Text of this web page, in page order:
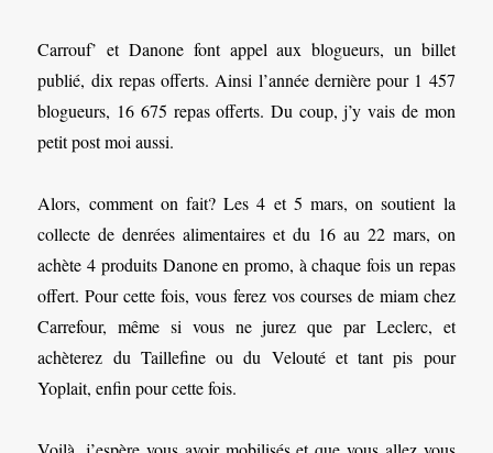
Carrouf’ et Danone font appel aux blogueurs, un billet
publié, dix repas offerts. Ainsi l’année dernière pour 1 457
blogueurs, 16 675 repas offerts. Du coup, j’y vais de mon
petit post moi aussi.
Alors, comment on fait? Les 4 et 5 mars, on soutient la
collecte de denrées alimentaires et du 16 au 22 mars, on
achète 4 produits Danone en promo, à chaque fois un repas
offert. Pour cette fois, vous ferez vos courses de miam chez
Carrefour, même si vous ne jurez que par Leclerc, et
achèterez du Taillefine ou du Velouté et tant pis pour
Yoplait, enfin pour cette fois.